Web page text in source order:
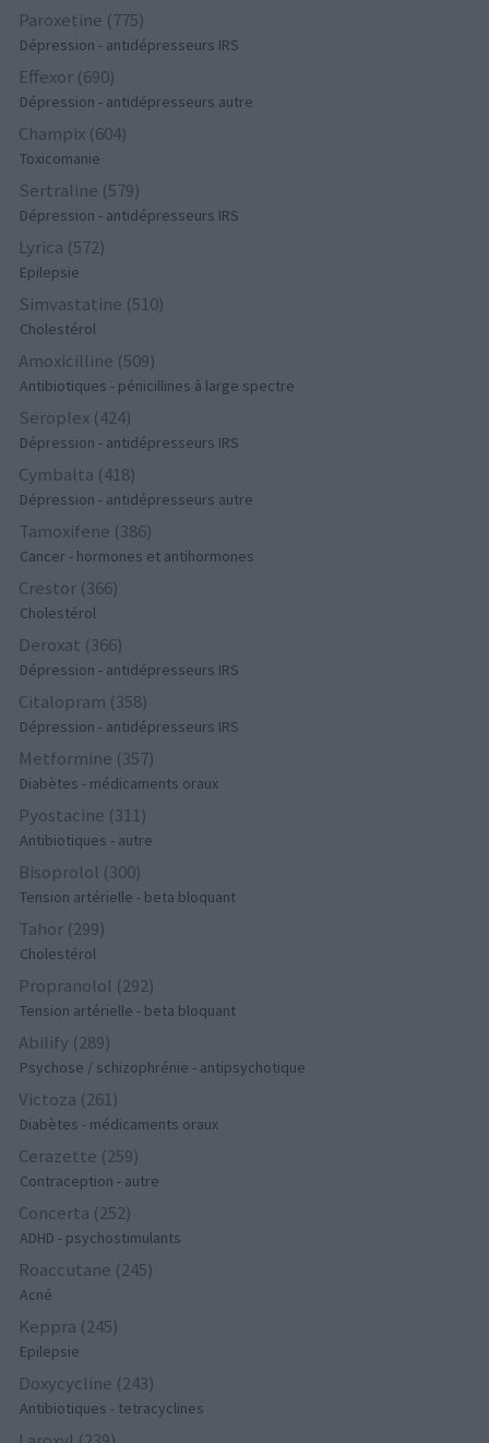
Paroxetine (775)
Dépression - antidépresseurs IRS
Effexor (690)
Dépression - antidépresseurs autre
Champix (604)
Toxicomanie
Sertraline (579)
Dépression - antidépresseurs IRS
Lyrica (572)
Epilepsie
Simvastatine (510)
Cholestérol
Amoxicilline (509)
Antibiotiques - pénicillines à large spectre
Seroplex (424)
Dépression - antidépresseurs IRS
Cymbalta (418)
Dépression - antidépresseurs autre
Tamoxifene (386)
Cancer - hormones et antihormones
Crestor (366)
Cholestérol
Deroxat (366)
Dépression - antidépresseurs IRS
Citalopram (358)
Dépression - antidépresseurs IRS
Metformine (357)
Diabètes - médicaments oraux
Pyostacine (311)
Antibiotiques - autre
Bisoprolol (300)
Tension artérielle - beta bloquant
Tahor (299)
Cholestérol
Propranolol (292)
Tension artérielle - beta bloquant
Abilify (289)
Psychose / schizophrénie - antipsychotique
Victoza (261)
Diabètes - médicaments oraux
Cerazette (259)
Contraception - autre
Concerta (252)
ADHD - psychostimulants
Roaccutane (245)
Acné
Keppra (245)
Epilepsie
Doxycycline (243)
Antibiotiques - tetracyclines